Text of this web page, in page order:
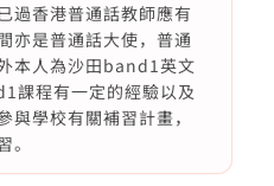
過香港普通話教師應有
亦是普通話大使，普通
本人為沙田band1英文
課程有一定的經驗以及
與學校有關補習計畫，